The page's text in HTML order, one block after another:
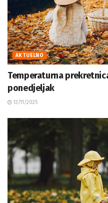
AKTUELNO
Temperaturna
ponedjeljak
13/11/2025